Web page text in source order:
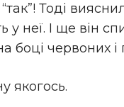
Тоді
у неї. І ще він
червоних і
якогось.